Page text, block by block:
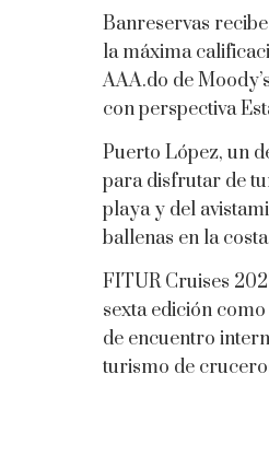
Banreservas
la máxima
AAA.do de
con perspectiva
Puerto López, un
para disfrutar de
playa y del
ballenas en la
FITUR Cruises
sexta edición
de encuentro
turismo de